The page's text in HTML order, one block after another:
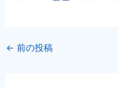
← 前の投稿